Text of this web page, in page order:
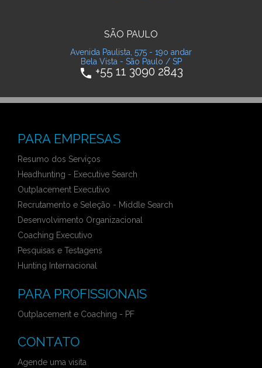
SÃO PAULO
Avenida Paulista, 575 - 19o andar
Bela Vista - São Paulo / SP
phone +55 11 3090 2843
PARA EMPRESAS
Resumo dos Serviços
Headhunting - Executive Search
Outplacement Executivo
Recrutamento e Seleção - Middle Search
Desenvolvimento Organizacional
Coaching Executivo
Pesquisas e Testagens
Hunting Internacional
PARA PROFISSIONAIS
Outplacement e Coaching - PF
CONTATO
Agende uma visita